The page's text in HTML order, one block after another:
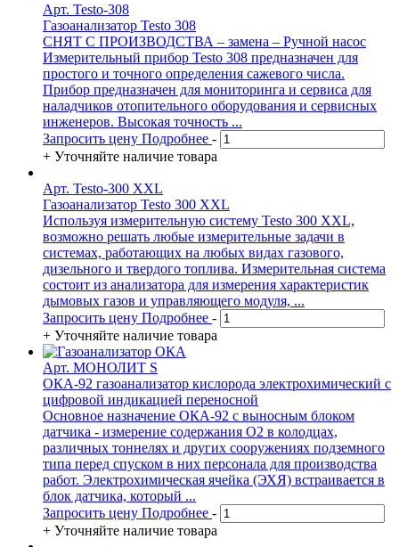
Арт. Testo-308
Газоанализатор Testo 308
СНЯТ С ПРОИЗВОДСТВА – замена – Ручной насос
Измерительный прибор Testo 308 предназначен для
простого и точного определения сажевого числа.
Прибор предназначен для мониторинга и сервиса для
наладчиков отопительного оборудования и сервисных
инженеров. Высокая точность ...
Запросить цену Подробнее -
+ Уточняйте наличие товара
Арт. Testo-300 XXL
Газоанализатор Testo 300 XXL
Используя измерительную систему Testo 300 XXL,
возможно решать любые измерительные задачи в
системах, работающих на любых видах газового,
дизельного и твердого топлива. Измерительная система
состоит из анализатора для измерения характеристик
дымовых газов и управляющего модуля, ...
Запросить цену Подробнее -
+ Уточняйте наличие товара
Арт. МОНОЛИТ S
ОКА-92 газоанализатор кислорода электрохимический с
цифровой индикацией переносной
Основное назначение ОКА-92 с выносным блоком
датчика - измерение содержания O2 в колодцах,
различных тоннелях и других сооружениях подземного
типа перед спуском в них персонала для производства
работ. Электрохимическая ячейка (ЭХЯ) встраивается в
блок датчика, который ...
Запросить цену Подробнее -
+ Уточняйте наличие товара